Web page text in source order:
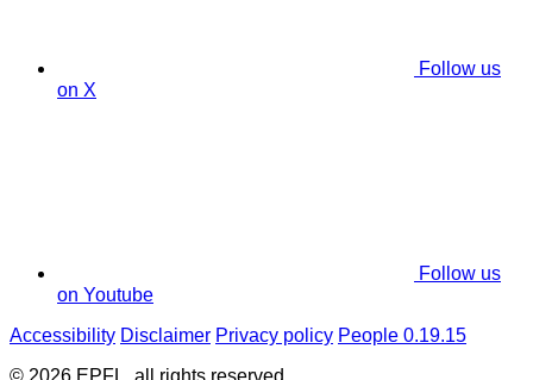
Follow us
on X
Follow us
on Youtube
Accessibility Disclaimer Privacy policy People 0.19.15